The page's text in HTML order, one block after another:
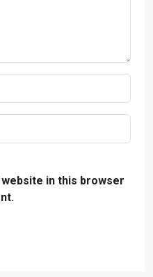
website in this browser